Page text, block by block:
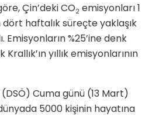
Çin’deki CO2 emisyonları 1
haftalık süreçte yaklaşık
Emisyonların %25’ine denk
yıllık emisyonlarının
Cuma günü (13 Mart)
5000 kişinin hayatına